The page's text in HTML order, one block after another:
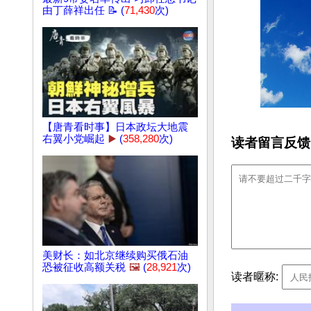
由丁薛祥出任 📝 (71,430次)
【唐青看时事】日本政坛大地震
右翼小党崛起 ▶️ (358,280次)
美财长：如北京继续购买俄石油
恐被征收高额关税 🖼️ (28,921次)
读者留言反
读者暱称: